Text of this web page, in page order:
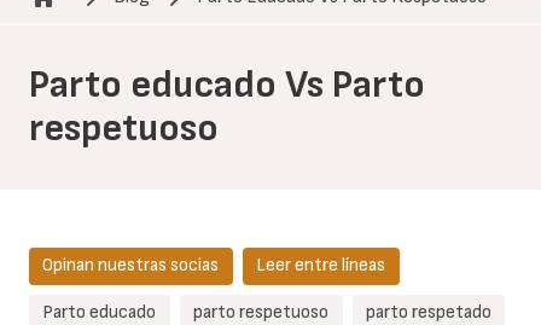
Ruta de navegación
Parto educado Vs Parto
respetuoso
Opinan nuestras socias Leer entre líneas
Parto educado parto respetuoso parto respetado